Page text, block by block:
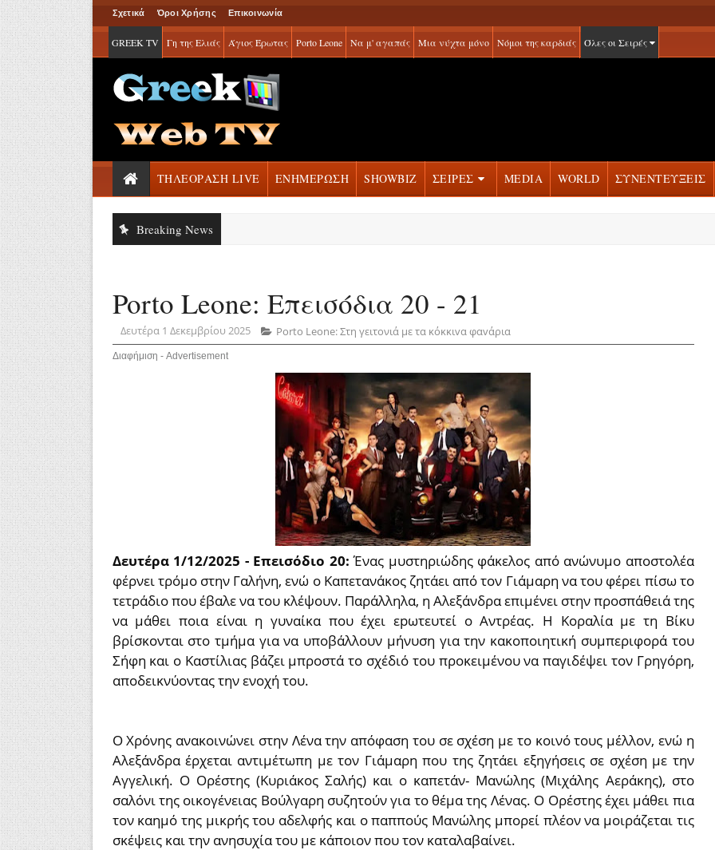
Σχετικά Όροι Χρήσης Επικοινωνία
GREEK TV Γη της Ελιάς Άγιος Έρωτας Porto Leone Να μ' αγαπάς Μια νύχτα μόνο Νόμοι της καρδιάς Όλες οι Σειρές
ΤΗΛΕΟΡΑΣΗ LIVE ΕΝΗΜΕΡΩΣΗ SHOWBIZ ΣΕΙΡΕΣ MEDIA WORLD ΣΥΝΕΝΤΕΥΞΕΙΣ
Breaking News
Porto Leone: Επεισόδια 20 - 21
Δευτέρα 1 Δεκεμβρίου 2025 Porto Leone: Στη γειτονιά με τα κόκκιvα φαvάρια
Διαφήμιση - Advertisement
Δευτέρα 1/12/2025 - Επεισόδιο 20:Ένας µυστηριώδης φάκελος από ανώνυµο αποστολέα
φέρνει τρόµο στην Γαλήνη, ενώ ο Καπετανάκος ζητάει από τον Γιάμαρη να του φέρει πίσω το
τετράδιο που έβαλε να του κλέψουν. Παράλληλα, η Αλεξάνδρα επιμένει στην προσπάθειά της
να µάθει ποια είναι η γυναίκα που έχει εpωτευτεί ο Αντρέας. Η Κοραλία με τη Βίκυ
βρίσκονται στο τμήμα για να υποβάλλουν μήνυση για την κακοποιητική συμπεριφορά του
Σήφη και ο Καστίλιας βάζει µπροστά το σχέδιό του προκειµένου να παγιδέψει τον Γρηγόρη,
αποδεικνύοντας την ενοχή του.
Ο Χρόνης ανακοινώνει στην Λένα την απόφαση του σε σχέση µε το κοινό τους µέλλον, ενώ η
Αλεξάνδρα έρχεται αντιµέτωπη µε τον Γιάμαρη που της ζητάει εξηγήσεις σε σχέση µε την
Αγγελική. Ο Ορέστης (Κυριάκος Σαλής) και ο καπετάν- Μανώλης (Μιχάλης Αεράκης), στο
σαλόνι της οικογένειας Βούλγαρη συζητούν για το θέμα της Λένας. Ο Ορέστης έχει μάθει πια
τον καημό της μικρής του αδελφής και ο παππούς Μανώλης μπορεί πλέον να μοιράζεται τις
σκέψεις και την ανησυχία του με κάποιον που τον καταλαβαίνει.